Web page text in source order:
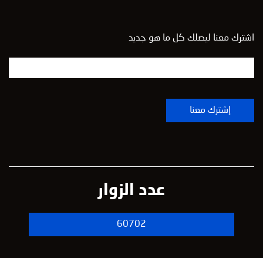
اشترك معنا ليصلك كل ما هو جديد
عدد الزوار
60702